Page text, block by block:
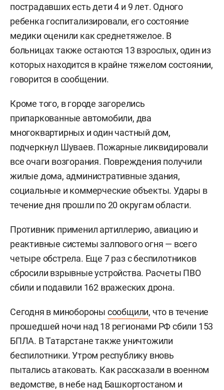
пострадавших есть дети 4 и 9 лет. Одного
ребенка госпитализировали, его состояние
медики оценили как среднетяжелое. В
больницах также остаются 13 взрослых, один из
которых находится в крайне тяжелом состоянии,
говорится в сообщении.
Кроме того, в городе загорелись
припаркованные автомобили, два
многоквартирных и один частный дом,
подчеркнул Шуваев. Пожарные ликвидировали
все очаги возгорания. Повреждения получили
жилые дома, административные здания,
социальные и коммерческие объекты. Удары в
течение дня прошли по 20 округам области.
Противник применил артиллерию, авиацию и
реактивные системы залпового огня — всего
четыре обстрела. Еще 7 раз с беспилотников
сбросили взрывные устройства. Расчеты ПВО
сбили и подавили 162 вражеских дрона.
Сегодня в минобороны сообщили, что в течение
прошедшей ночи над 18 регионами РФ сбили 153
БПЛА. В Татарстане также уничтожили
беспилотники. Утром республику вновь
пытались атаковать. Как рассказали в военном
ведомстве, в небе над Башкортостаном и